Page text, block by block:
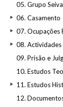
05. Grupo Seiva
06. Casamento
07. Ocupações
08. Actividades
09. Prisão e
10. Estudos
11. Estudos
12.